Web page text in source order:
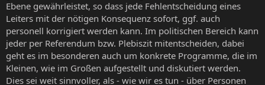
Ebene gewährleistet, so dass jede Fehlentscheidung eines
Leiters mit der nötigen Konsequenz sofort, ggf. auch
personell korrigiert werden kann. Im politischen Bereich kann
jeder per Referendum bzw. Plebiszit mitentscheiden, dabei
geht es im besonderen auch um konkrete Programme, die im
Kleinen, wie im Großen aufgestellt und diskutiert werden.
Dies sei weit sinnvoller, als - wie wir es tun - über Personen